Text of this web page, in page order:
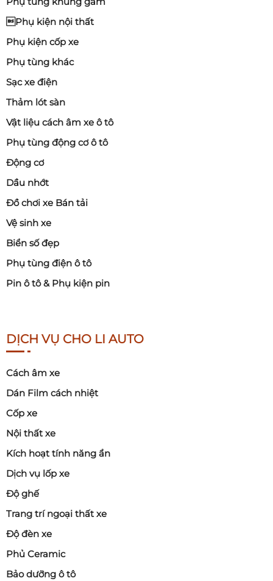
Phụ kiện nội thất
Phụ kiện cốp xe
Phụ tùng khác
Sạc xe điện
Thảm lót sàn
Vật liệu cách âm xe ô tô
Phụ tùng động cơ ô tô
Động cơ
Dầu nhớt
Đồ chơi xe Bán tải
Vệ sinh xe
Biển số đẹp
Phụ tùng điện ô tô
Pin ô tô & Phụ kiện pin
DỊCH VỤ CHO LI AUTO
Cách âm xe
Dán Film cách nhiệt
Cốp xe
Nội thất xe
Kích hoạt tính năng ẩn
Dịch vụ lốp xe
Độ ghế
Trang trí ngoại thất xe
Độ đèn xe
Phủ Ceramic
Bảo dưỡng ô tô